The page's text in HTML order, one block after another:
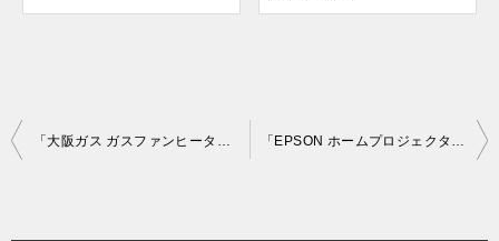
投
「大阪ガス ガスファンヒーター 都市ガス用 Vivace (ビバーチェ) ～15畳 140-5933 プラチナシルバー」を大阪市住吉区で買取(1月22日) 「EPSON ホームプロジェクター 3D映像対応 2400lm エプソン ドリーミオ EH-TW8200」を大阪府摂津市で買取(1月27日)